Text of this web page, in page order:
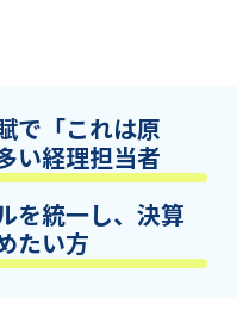
で「これは原
い経理担当者
を統一し、決算
たい方